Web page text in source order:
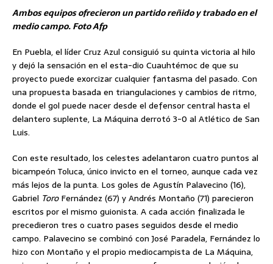
Ambos equipos ofrecieron un partido reñido y trabado en el
medio campo. Foto Afp
En Puebla, el líder Cruz Azul consiguió su quinta victoria al hilo
y dejó la sensación en el esta-dio Cuauhtémoc de que su
proyecto puede exorcizar cualquier fantasma del pasado. Con
una propuesta basada en triangulaciones y cambios de ritmo,
donde el gol puede nacer desde el defensor central hasta el
delantero suplente, La Máquina derrotó 3-0 al Atlético de San
Luis.
Con este resultado, los celestes adelantaron cuatro puntos al
bicampeón Toluca, único invicto en el torneo, aunque cada vez
más lejos de la punta. Los goles de Agustín Palavecino (16),
Gabriel ToroFernández (67) y Andrés Montaño (71) parecieron
escritos por el mismo guionista. A cada acción finalizada le
precedieron tres o cuatro pases seguidos desde el medio
campo. Palavecino se combinó con José Paradela, Fernández lo
hizo con Montaño y el propio mediocampista de La Máquina,